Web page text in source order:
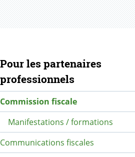
Navigation secondaire
Pour les partenaires
professionnels
Commission fiscale
Manifestations / formations
Communications fiscales